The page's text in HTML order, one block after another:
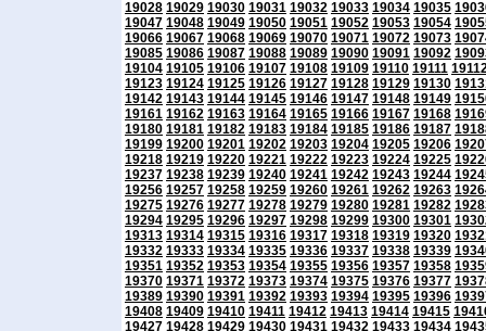
19028 19029 19030 19031 19032 19033 19034 19035
19047 19048 19049 19050 19051 19052 19053 19054
19066 19067 19068 19069 19070 19071 19072 19073
19085 19086 19087 19088 19089 19090 19091 19092
19104 19105 19106 19107 19108 19109 19110 19111
19123 19124 19125 19126 19127 19128 19129 19130
19142 19143 19144 19145 19146 19147 19148 19149
19161 19162 19163 19164 19165 19166 19167 19168
19180 19181 19182 19183 19184 19185 19186 19187
19199 19200 19201 19202 19203 19204 19205 19206
19218 19219 19220 19221 19222 19223 19224 19225
19237 19238 19239 19240 19241 19242 19243 19244
19256 19257 19258 19259 19260 19261 19262 19263
19275 19276 19277 19278 19279 19280 19281 19282
19294 19295 19296 19297 19298 19299 19300 19301
19313 19314 19315 19316 19317 19318 19319 19320
19332 19333 19334 19335 19336 19337 19338 19339
19351 19352 19353 19354 19355 19356 19357 19358
19370 19371 19372 19373 19374 19375 19376 19377
19389 19390 19391 19392 19393 19394 19395 19396
19408 19409 19410 19411 19412 19413 19414 19415
19427 19428 19429 19430 19431 19432 19433 19434